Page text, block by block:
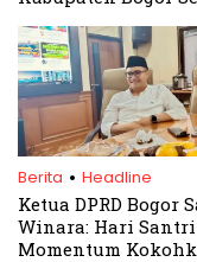
Berita . Headline
Ketua DPRD Bogor
Winara: Hari Santri
Momentum